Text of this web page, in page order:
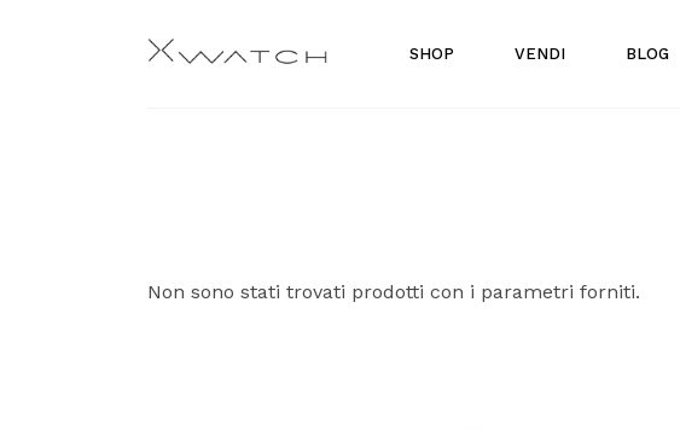
SHOP VENDI BLOG
Non sono stati trovati prodotti con i parametri forniti.